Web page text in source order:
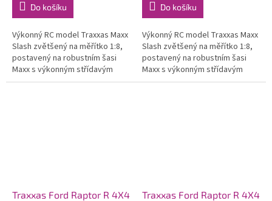
Do košíku
Výkonný RC model Traxxas Maxx
Slash zvětšený na měřítko 1:8,
postavený na robustním šasi
Maxx s výkonným střídavým
pohonem 6S. Model poskytuje
Do košíku
Výkonný RC model Traxxas Maxx
Slash zvětšený na měřítko 1:8,
postavený na robustním šasi
Maxx s výkonným střídavým
pohonem 6S. Model poskytuje
Traxxas Ford Raptor R 4X4
Traxxas Ford Raptor R 4X4